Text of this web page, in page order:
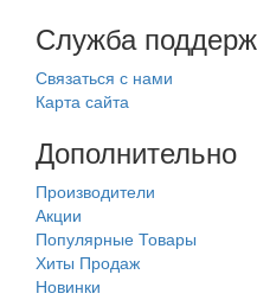
Служба
Связаться с нами
Карта сайта
Дополнительно
Производители
Акции
Популярные Товары
Хиты Продаж
Новинки